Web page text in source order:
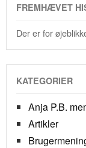
FREMHÆVET
Der er for
KATEGORIER
Anja P.B.
Artikler